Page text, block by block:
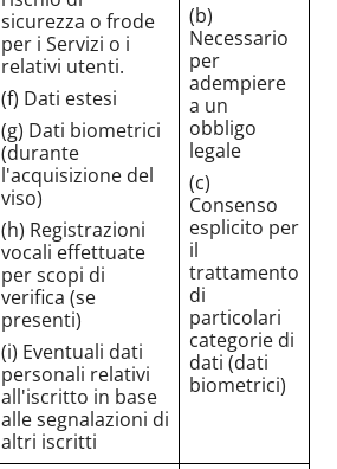
sicurezza o frode
per i Servizi o i
relativi utenti.
(f) Dati estesi
(g) Dati biometrici
(durante
l'acquisizione del
viso)
(h) Registrazioni
vocali effettuate
per scopi di
verifica (se
presenti)
(i) Eventuali dati
personali relativi
all'iscritto in base
alle segnalazioni di
altri iscritti
(b)
Necessario
per
adempiere
a un
obbligo
legale
(c)
Consenso
esplicito per
il
trattamento
di
particolari
categorie di
dati (dati
biometrici)